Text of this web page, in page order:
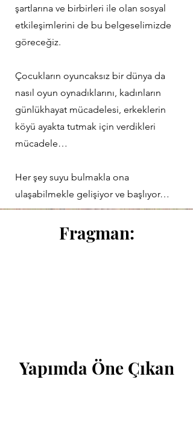
şartlarına ve birbirleri ile olan sosyal
etkileşimlerini de bu belgeselimizde
göreceğiz.
Çocukların oyuncaksız bir dünya da
nasıl oyun oynadıklarını, kadınların
günlükhayat mücadelesi, erkeklerin
köyü ayakta tutmak için verdikleri
mücadele…
Her şey suyu bulmakla ona
ulaşabilmekle gelişiyor ve başlıyor…
Fragman:
Yapımda Öne Çıkan